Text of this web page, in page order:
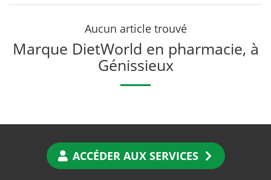
Aucun article trouvé
Marque DietWorld en pharmacie, à
Génissieux
ACCÉDER AUX SERVICES